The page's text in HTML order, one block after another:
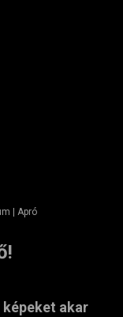
| Apró
akar